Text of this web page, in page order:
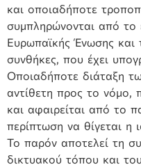
και οποιαδήποτε
συμπληρώνονται από το
Ευρωπαϊκής Ένωσης και
συνθήκες, που έχει
Οποιαδήποτε διάταξη
αντίθετη προς το νόμο,
και αφαιρείται από το
περίπτωση να θίγεται η
Το παρόν αποτελεί τη
δικτυακού τόπου και